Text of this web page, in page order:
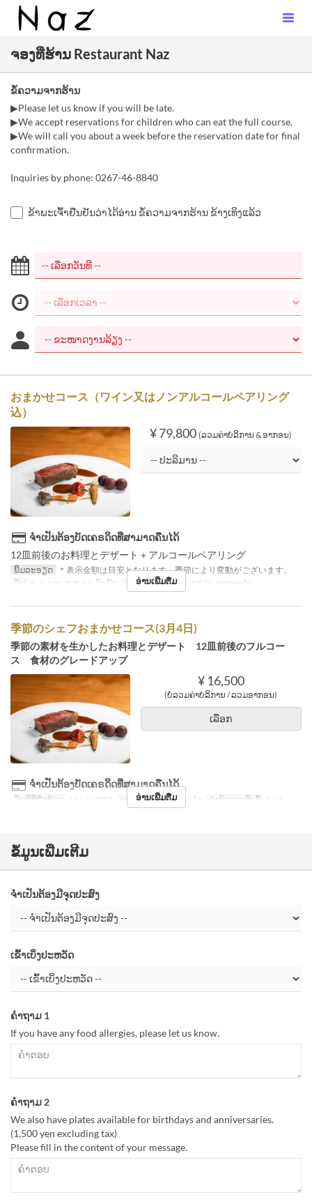
ຈອງທີ່ຮ້ານ Restaurant Naz
ຂໍ້ຄວາມຈາກຮ້ານ
▶Please let us know if you will be late.
▶We accept reservations for children who can eat the full course.
▶We will call you about a week before the reservation date for final
confirmation.
Inquiries by phone: 0267-46-8840
ຂ້າພະເຈົ້າຢືນຢັນວ່າໄດ້ອ່ານ ຂໍ້ຄວາມຈາກຮ້ານ ຂ້າງເທິງແລ້ວ
おまかせコース（ワイン又はノンアルコールペアリング
込）
¥ 79,800 (ລວມຄ່າບໍລິການ & ອາກອນ)
ຈຳເປັນຕ້ອງບັດເຄຣດິດທີ່ສາມາດຄືນໄດ້
12皿前後のお料理とデザート＋アルコールペアリング
ພິມລະອຽດ
＊表示金額は目安となります。季節により変動がございます。
ວັນ
ຈ, ອ, ພຫ, ສູ, ສ, ອາ, ວັນພັກ ຄາບອາຫານ ອາຫານທ່ຽງ, ອາຫານຄ່ຳ
ອ່ານເພີ່ມຕື່ມ
季節のシェフおまかせコース(3月4日)
季節の素材を生かしたお料理とデザート 12皿前後のフルコー
ス 食材のグレードアップ
¥ 16,500
(ບໍ່ລວມຄ່າບໍລິການ / ລວມອາກອນ)
ເລືອກ
ຈຳເປັນຕ້ອງບັດເຄຣດິດທີ່ສາມາດຄືນໄດ້
ວັນທີທີ່ຖືກຕ້ອງ 04 ມ.ນ 2022 ຄາບອາຫານ ອາຫານຄ່ຳ ຈຳກັດການສັ່ງຊື້ 2 ~ 4
ອ່ານເພີ່ມຕື່ມ
ຂໍ້ມູນເພີ່ມເຕີມ
ຈຳເປັນຕ້ອງມີຈຸດປະສົງ
ເຂົ້າເບິ່ງປະຫວັດ
ຄຳຖາມ 1
If you have any food allergies, please let us know.
ຄຳຖາມ 2
We also have plates available for birthdays and anniversaries.
(1,500 yen excluding tax)
Please fill in the content of your message.